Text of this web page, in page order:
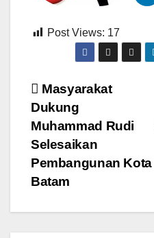
Post Views: 17
Navigasi
pos
Masyarakat
Dukung
Muhammad Rudi
Selesaikan
Pembangunan Kota
Batam